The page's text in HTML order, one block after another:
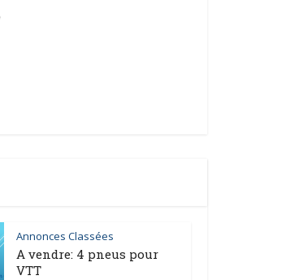
Annonces Classées
A vendre: 4 pneus pour
VTT